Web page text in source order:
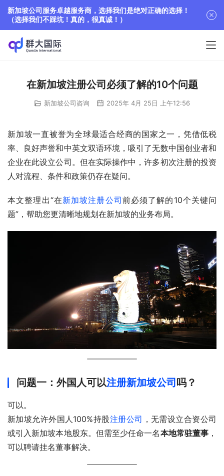
在新加坡注册公司必须了解的10个问题
新加坡公司咨询 2025年 4月 25日 上午12:56
新加坡一直被誉为全球最适合经商的国家之一，凭借低税
率、良好声誉和中英文双语环境，吸引了无数中国创业者和
企业在此设立公司。但在实际操作中，许多初次注册的投资
人对流程、条件和政策仍存在疑问。
本文整理出“在新加坡注册公司前必须了解的10个关键问
题”，帮助您更清晰地规划在新加坡的业务布局。
问题一：外国人可以注册新加坡公司 吗？
可以。
新加坡允许外国人100%持股注册公司 ，无需设立合资公司
或引入新加坡本地股东。但需至少任命一名本地常驻董事 ，
可以聘请挂名董事解决。
新加坡公司服务卓越服务商，选择我们是绝对正确的选择！
（选择我们不踩坑！真的，很真诚！）